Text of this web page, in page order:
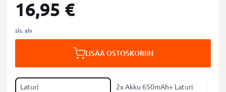
16,95 €
sis. alv
LISÄÄ OSTOSKORIIN
Laturi 2x Akku 650mAh+ Laturi